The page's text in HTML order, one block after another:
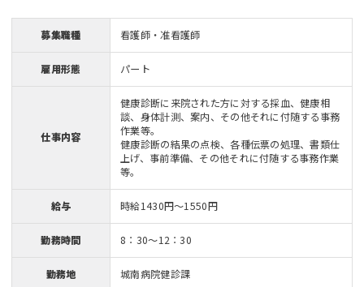
募集職種 看護師・准看護師
雇用形態 パート
仕事内容
健康診断に来院された方に対する採血、健康相
談、身体計測、案内、その他それに付随する事務
作業等。
健康診断の結果の点検、各種伝票の処理、書類仕
上げ、事前準備、その他それに付随する事務作業
等。
給与 時給1430円～1550円
勤務時間 8：30～12：30
勤務地 城南病院健診課